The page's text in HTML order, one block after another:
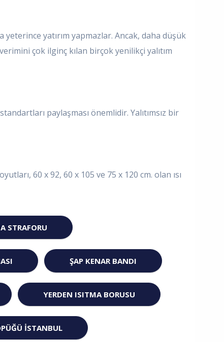
yatırım yapmazlar. Ancak, daha düşük
çok ilginç kılan birçok yenilikçi yalıtım
paylaşması önemlidir. Yalıtımsız bir
60 x 92, 60 x 105 ve 75 x 120 cm. olan ısı
STRAFORU
ŞAP KENAR BANDI
YERDEN ISITMA BORUSU
ISTANBUL